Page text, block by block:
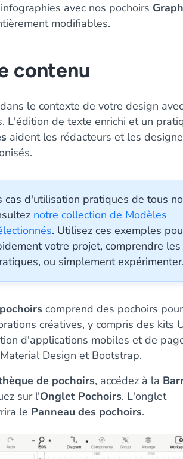
avec nos pochoirs
modifiables.
contenu
le contexte de votre design
L'édition de texte enrichi et un
aident les rédacteurs et les
cas d'utilisation pratiques de tous
notre collection de Modèles
. Utilisez ces exemples
votre projet, comprendre les
ou simplement
comprend des pochoirs pour
créatives, y compris des kits
d'applications mobiles et de
Design et Bootstrap.
de pochoirs, accédez à la
sur l'Onglet Pochoirs. L'onglet
le Panneau des pochoirs.